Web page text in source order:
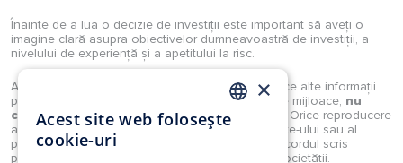
Înainte de a lua o decizie de investiții este important să aveți o
imagine clară asupra obiectivelor dumneavoastră de investiții, a
nivelului de experiență și a apetitului la risc.
Analizele, studiile, opiniile, știrile, prețurile sau orice alte informații
puse la dispoziție de Investimental S.A., prin orice mijloace, nu
constituie recomandări de tranzacționare
. Orice reproducere
a acestora sau a oricărui tip de conținut al website-ului sau al
portalului Investimental sunt strict interzise fără acordul scris
prealabil și explicit al unui reprezentant legal al societății.
ROMANIAN
×
Acest site web folosește
cookie-uri